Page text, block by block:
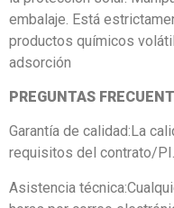
embalaje. Está
productos químicos
adsorción
PREGUNTAS
Garantía de calidad:La
requisitos del contrato/PI.
Asistencia